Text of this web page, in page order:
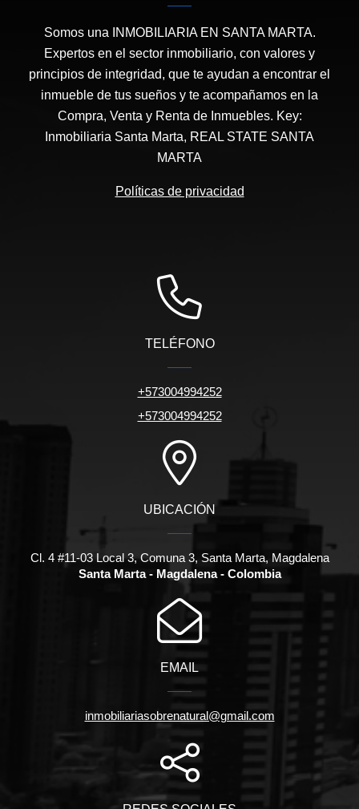
Somos una INMOBILIARIA EN SANTA MARTA.
Expertos en el sector inmobiliario, con valores y
principios de integridad, que te ayudan a encontrar el
inmueble de tus sueños y te acompañamos en la
Compra, Venta y Renta de Inmuebles. Key:
Inmobiliaria Santa Marta, REAL STATE SANTA
MARTA
Políticas de privacidad
TELÉFONO
+573004994252
+573004994252
UBICACIÓN
Cl. 4 #11-03 Local 3, Comuna 3, Santa Marta, Magdalena
Santa Marta - Magdalena - Colombia
EMAIL
inmobiliariasobrenatural@gmail.com